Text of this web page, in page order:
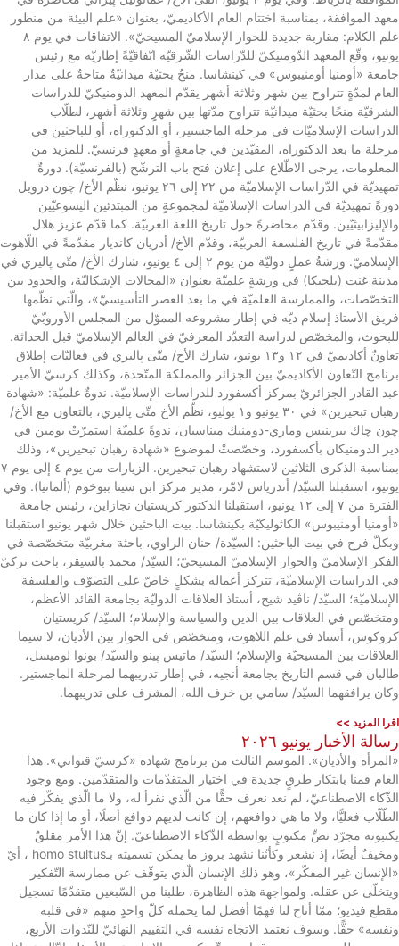
معهد الموافقة، بمناسبة اختتام العام الأكاديميّ، بعنوان «علم البيئة من منظور
علم الكلام: مقاربة جديدة للحوار الإسلاميّ المسيحيّ». الاتفاقات في يوم ٨
يونيو، وقّع المعهد الدّومنيكيّ للدّراسات الشّرقيّة اتّفاقيّةً إطاريّة مع رئيس
جامعة «أومنيا أومنيبوس» في كينشاسا. منحٌ بحثيّة ميدانيّةٌ متاحةٌ على مدار
العام لمدّةٍ تتراوح بين شهر وثلاثة أشهر يقدّم المعهد الدومنيكيّ للدراسات
الشرقيّة منحًا بحثيّة ميدانيّة تتراوح مدّتها بين شهرٍ وثلاثة أشهر، لطلّاب
الدراسات الإسلاميّات في مرحلة الماجستير، أو الدكتوراه، أو للباحثين في
مرحلة ما بعد الدكتوراه، المقيّدين في جامعةٍ أو معهدٍ فرنسيّ. للمزيد من
المعلومات، يرجى الاطّلاع على إعلان فتح باب الترشّح (بالفرنسيّة). دورةٌ
تمهيديّة في الدّراسات الإسلاميّة من ٢٢ إلى ٢٦ يونيو، نظّم الأخ/ چون درويل
دورةً تمهيديّة في الدراسات الإسلاميّة لمجموعةٍ من المبتدئين اليسوعيّين
والإليزابيثيّين. وقدّم محاضرةً حول تاريخ اللغة العربيّة. كما قدّم عزيز هلال
مقدّمةً في تاريخ الفلسفة العربيّة، وقدّم الأخ/ أدريان كانديار مقدّمةً في اللّاهوت
الإسلاميّ. ورشةُ عملٍ دوليّة من يوم ٢ إلى ٤ يونيو، شارك الأخ/ متّى پاليري في
مدينة غنت (بلجيكا) في ورشةٍ علميّة بعنوان «المجالات الإشكاليّة، والحدود بين
التخصّصات، والممارسة العلميّة في ما بعد العصر التأسيسيّ»، والّتي نظّمها
فريق الأستاذ إسلام ديّه في إطار مشروعه المموّل من المجلس الأوروبّيّ
للبحوث، والمخصّص لدراسة التعدّد المعرفيّ في العالم الإسلاميّ قبل الحداثة.
تعاونٌ أكاديميّ في ١٢ و١٣ يونيو، شارك الأخ/ متّى پاليري في فعاليّات إطلاق
برنامج التّعاون الأكاديميّ بين الجزائر والمملكة المتّحدة، وكذلك كرسيّ الأمير
عبد القادر الجزائريّ بمركز أكسفورد للدراسات الإسلاميّة. ندوةٌ علميّة: «شهادة
رهبان تبحيرين» في ٣٠ يونيو و١ يوليو، نظّم الأخ متّى پاليري، بالتعاون مع الأخ/
چون چاك بيرينيس وماري-دومنيك ميناسيان، ندوةً علميّة استمرّتْ يومين في
دير الدومنيكان بأكسفورد، وخصّصتْ لموضوع «شهادة رهبان تبحيرين»، وذلك
بمناسبة الذكرى الثلاثين لاستشهاد رهبان تبحيرين. الزيارات من يوم ٤ إلى يوم ٧
يونيو، استقبلنا السيّد/ أندرياس لامّر، مدير مركز ابن سينا ببوخوم (ألمانيا). وفي
الفترة من ٧ إلى ١٢ يونيو، استقبلنا الدكتور كريستيان نجازاين، رئيس جامعة
«أومنيا أومنيبوس» الكاثوليكيّة بكينشاسا. بيت الباحثين خلال شهر يونيو استقبلنا
وبكلّ فرح في بيت الباحثين: السيّدة/ حنان الراوي، باحثة مغربيّة متخصّصة في
الفكر الإسلاميّ والحوار الإسلاميّ المسيحيّ؛ السيّد/ محمد بالسيڤر، باحث تركيّ
في الدراسات الإسلاميّة، تتركز أعماله بشكلٍ خاصّ على التصوّف والفلسفة
الإسلاميّة؛ السيّد/ ناڤيد شيخ، أستاذ العلاقات الدوليّة بجامعة القائد الأعظم،
ومتخصّص في العلاقات بين الدين والسياسة والإسلام؛ السيّد/ كريستيان
كروكوس، أستاذ في علم اللاهوت، ومتخصّص في الحوار بين الأديان، لا سيما
العلاقات بين المسيحيّة والإسلام؛ السيّد/ ماتيس پينو والسيّد/ بونوا لوميسل،
طالبان في قسم التاريخ بجامعة أنجيه، في إطار تدريبهما لمرحلة الماجستير.
وكان يرافقهما السيّد/ سامي بن خرف الله، المشرف على تدريبهما.
اقرا المزيد >>
رسالة الأخبار يونيو ٢٠٢٦
«المرأة والأديان». الموسم الثالث من برنامج شهادة «كرسيّ قنواتي». هذا
العام قمنا بابتكار طرقٍ جديدة في اختيار المتقدّمات والمتقدّمين. ومع وجود
الذّكاء الاصطناعيّ، لم نعد نعرف حقًّا من الّذي نقرأ له، ولا ما الّذي يفكّر فيه
الطّلّاب فعليًّا، ولا ما هي دوافعهم، إن كانت لديهم دوافع أصلًا، أو ما إذا كان ما
يكتبونه مجرّد نصٍّ مكتوبٍ بواسطة الذّكاء الاصطناعيّ. إنّ هذا الأمر مقلقٌ
ومخيفٌ أيضًا، إذ نشعر وكأنّنا نشهد بروز ما يمكن تسميته بـhomo stultus ، أيّ
«الإنسان غير المفكّر»، وهو ذلك الإنسان الّذي يتوقّف عن ممارسة التّفكير
ويتخلّى عن عقله. ولمواجهة هذه الظاهرة، طلبنا من السّبعين متقدّمًا تسجيل
مقطع فيديو؛ ممّا أتاح لنا فهمًا أفضل لما يحمله كلّ واحدٍ منهم «في قلبه
ونفسه» حقًّا. وسوف نعتمد الاتجاه نفسه في التقييم النهائيّ للنّدوات الأربع،